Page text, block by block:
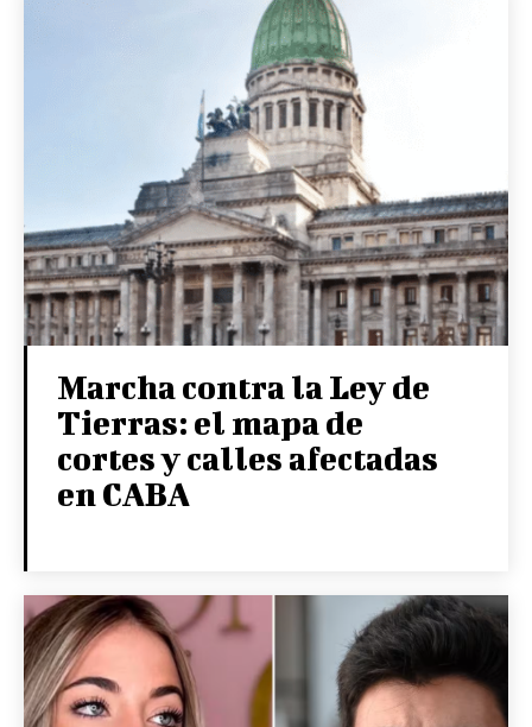
Marcha contra la Ley de
Tierras: el mapa de
cortes y calles afectadas
en CABA